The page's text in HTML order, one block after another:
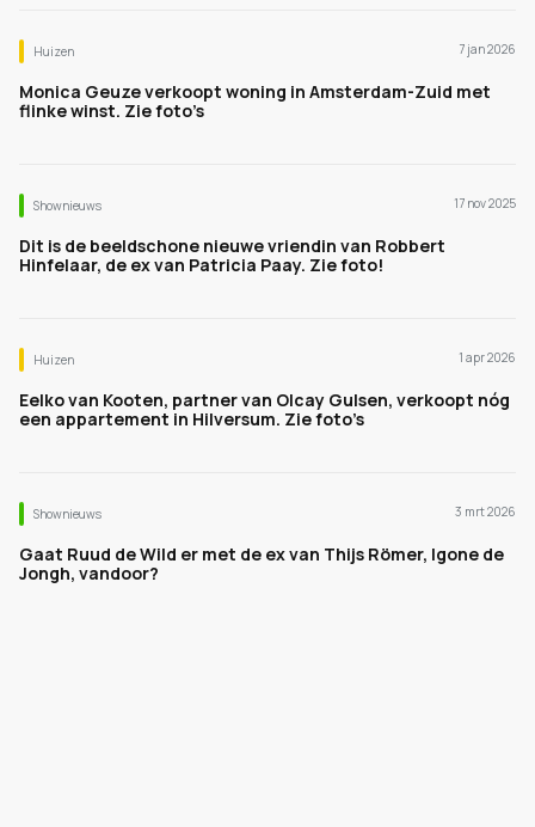
Huizen 7 jan 2026
Monica Geuze verkoopt woning in Amsterdam-Zuid met
flinke winst. Zie foto’s
Shownieuws 17 nov 2025
Dit is de beeldschone nieuwe vriendin van Robbert
Hinfelaar, de ex van Patricia Paay. Zie foto!
Huizen 1 apr 2026
Eelko van Kooten, partner van Olcay Gulsen, verkoopt nóg
een appartement in Hilversum. Zie foto’s
Shownieuws 3 mrt 2026
Gaat Ruud de Wild er met de ex van Thijs Römer, Igone de
Jongh, vandoor?